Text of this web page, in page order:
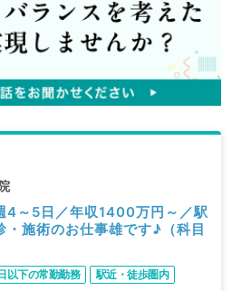
4～5日／年収1400万円～／駅
・施術のお仕事雄です♪（科目
以下の常勤勤務 駅近・徒歩圏内